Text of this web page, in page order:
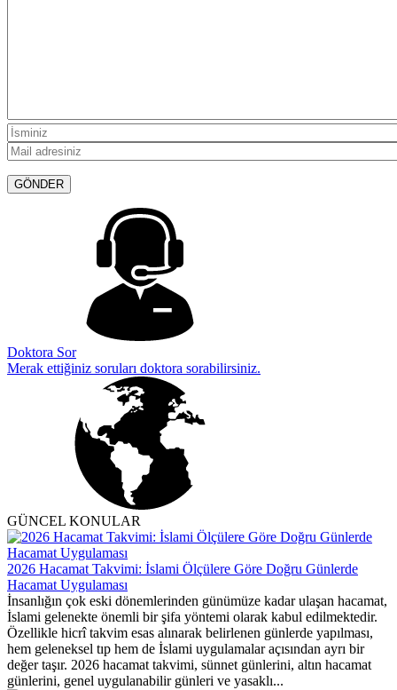
Doktora Sor
Merak ettiğiniz soruları doktora sorabilirsiniz.
GÜNCEL KONULAR
2026 Hacamat Takvimi: İslami Ölçülere Göre Doğru Günlerde
Hacamat Uygulaması
İnsanlığın çok eski dönemlerinden günümüze kadar ulaşan hacamat,
İslami gelenekte önemli bir şifa yöntemi olarak kabul edilmektedir.
Özellikle hicrî takvim esas alınarak belirlenen günlerde yapılması,
hem geleneksel tıp hem de İslami uygulamalar açısından ayrı bir
değer taşır. 2026 hacamat takvimi, sünnet günlerini, altın hacamat
günlerini, genel uygulanabilir günleri ve yasaklı...